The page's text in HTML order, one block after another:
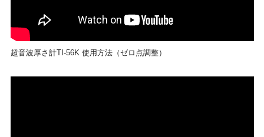
超音波厚さ計TI-56K 使用方法（ゼロ点調整）